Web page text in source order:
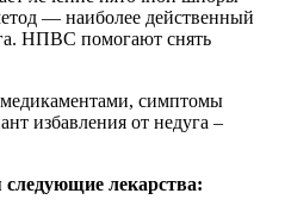
— наиболее действенный
НПВС помогают снять
избавления от недуга –
лекарства: